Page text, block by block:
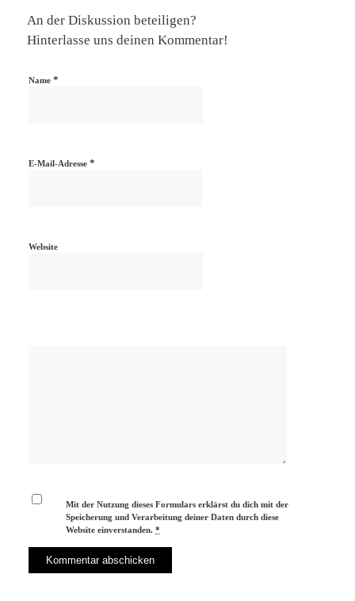
An der Diskussion beteiligen?
Hinterlasse uns deinen Kommentar!
Name *
E-Mail-Adresse *
Website
Mit der Nutzung dieses Formulars erklärst du dich mit der
Speicherung und Verarbeitung deiner Daten durch diese
Website einverstanden.*